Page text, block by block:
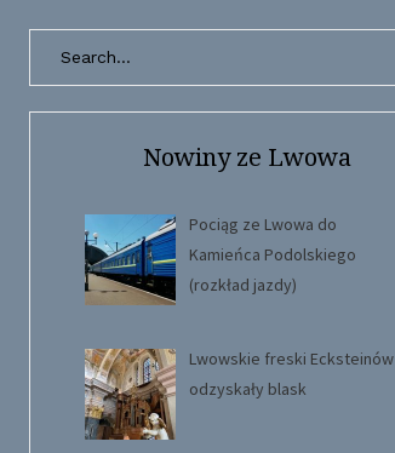
Nowiny ze Lwowa
Pociąg ze Lwowa do
Kamieńca Podolskiego
(rozkład jazdy)
Lwowskie freski Ecksteinów
odzyskały blask